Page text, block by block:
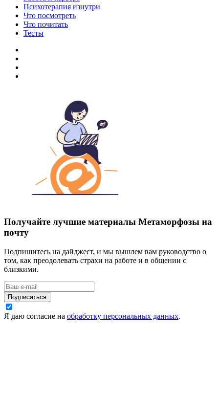
Психотерапия изнутри
Что посмотреть
Что почитать
Тесты
Получайте лучшие материалы Метаморфозы на
почту
Подпишитесь на дайджест, и мы вышлем вам руководство о
том, как преодолевать страхи на работе и в общении с
близкими.
Подписаться
Я даю согласие на обработку персональных данных.